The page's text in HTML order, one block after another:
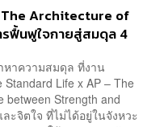
The Architecture of
ฟื้นฟูใจกายสู่สมดุล 4
หาความสมดุล ที่งาน
Life x AP – The
between Strength and
จิตใจ ที่ไม่ได้อยู่ในจังหวะ